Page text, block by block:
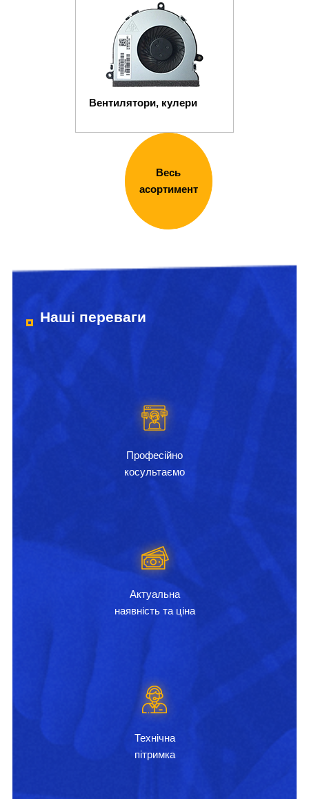
Вентилятори, кулери
Весь
асортимент
Наші переваги
Професійно
косультаємо
Актуальна
наявність та ціна
Технічна
пітримка